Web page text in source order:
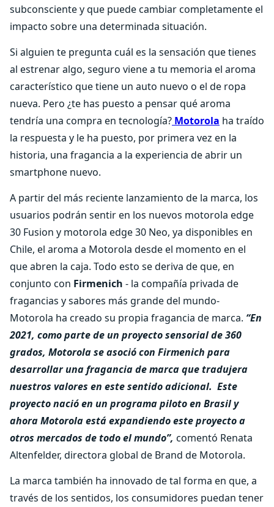
subconsciente y que puede cambiar completamente el
impacto sobre una determinada situación.
Si alguien te pregunta cuál es la sensación que tienes
al estrenar algo, seguro viene a tu memoria el aroma
característico que tiene un auto nuevo o el de ropa
nueva. Pero ¿te has puesto a pensar qué aroma
tendría una compra en tecnología? Motorola ha traído
la respuesta y le ha puesto, por primera vez en la
historia, una fragancia a la experiencia de abrir un
smartphone nuevo.
A partir del más reciente lanzamiento de la marca, los
usuarios podrán sentir en los nuevos motorola edge
30 Fusion y motorola edge 30 Neo, ya disponibles en
Chile, el aroma a Motorola desde el momento en el
que abren la caja. Todo esto se deriva de que, en
conjunto con Firmenich - la compañía privada de
fragancias y sabores más grande del mundo-
Motorola ha creado su propia fragancia de marca. “En
2021, como parte de un proyecto sensorial de 360
grados, Motorola se asoció con Firmenich para
desarrollar una fragancia de marca que tradujera
nuestros valores en este sentido adicional. Este
proyecto nació en un programa piloto en Brasil y
ahora Motorola está expandiendo este proyecto a
otros mercados de todo el mundo”, comentó Renata
Altenfelder, directora global de Brand de Motorola.
La marca también ha innovado de tal forma en que, a
través de los sentidos, los consumidores puedan tener